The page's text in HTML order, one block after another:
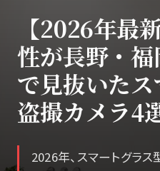
【2026年最
性が長野・
で見抜いた
盗撮カメラ4
2026年、スマートグラ